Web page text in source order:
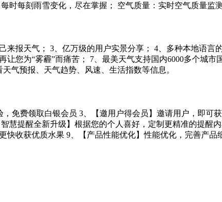
每刻雨雪变化，尽在掌握； 空气质量：实时空气质量监
报天气； 3、亿万级的用户实景分享； 4、多种本地语言
您为“雾霾”而痛苦； 7、最美天气支持国内6000多个城市
气预报、天气趋势、风速、生活指数等信息。
免费领取白银会员 3、【邀用户得会员】邀请用户，即可
提醒全新升级】根据您的个人喜好，定制更精准的提醒
收获优质水果 9、【产品性能优化】性能优化，完善产品